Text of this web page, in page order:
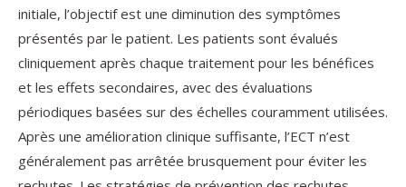
initiale, l’objectif est une diminution des symptômes
présentés par le patient. Les patients sont évalués
cliniquement après chaque traitement pour les bénéfices
et les effets secondaires, avec des évaluations
périodiques basées sur des échelles couramment utilisées.
Après une amélioration clinique suffisante, l’ECT n’est
généralement pas arrêtée brusquement pour éviter les